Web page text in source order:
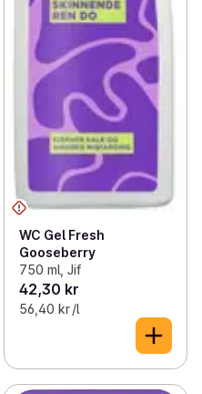
WC Gel Fresh
Gooseberry
750 ml, Jif
42,30 kr
56,40 kr /l